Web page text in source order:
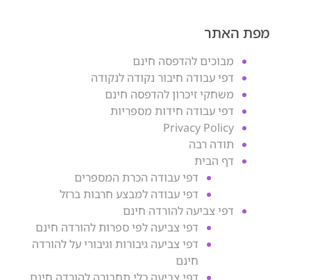
מפת האתר
מבוכים להדפסה חינם
דפי עבודה חיבור נקודה לנקודה
משחקי זיכרון להדפסה חינם
דפי עבודה חידות מספריות
Privacy Policy
תודה רבה
דף הבית
דפי עבודה הכרת המספרים
דפי עבודה למבצע חרבות ברזל
דפי צביעה להורדה חינם
דפי צביעה לפי ספרות להורדה חינם
דפי צביעה גיבורות וגיבורי על להורדה
חינם